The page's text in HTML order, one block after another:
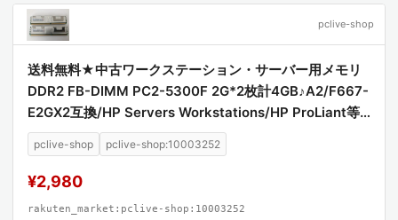
pclive-shop
送料無料★中古ワークステーション・サーバー用メモリ
DDR2 FB-DIMM PC2-5300F 2G*2枚計4GB♪A2/F667-
E2GX2互換/HP Servers Workstations/HP ProLiant等
対応【中古】【中古メモリ】【安心保証】【激安】
pclive-shop pclive-shop:10003252
¥2,980
rakuten_market:pclive-shop:10003252